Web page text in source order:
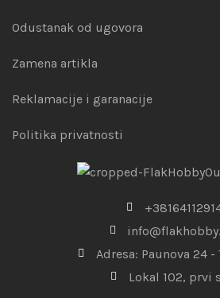
Odustanak od ugovora
Zamena artikla
Reklamacije i garanacije
Politika privatnosti
Adresa: Paunova 24 -
Lokal 102, prvi